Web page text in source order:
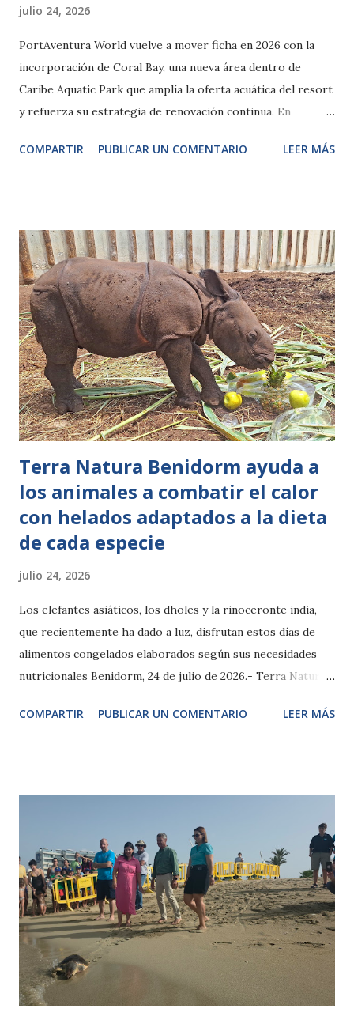
julio 24, 2026
PortAventura World vuelve a mover ficha en 2026 con la
incorporación de Coral Bay, una nueva área dentro de
Caribe Aquatic Park que amplía la oferta acuática del resort
y refuerza su estrategia de renovación continua. En
es relevante para los visitantes y cómo encaja en la
descanso y una ambientación caribeña renovada, en la
página oficial confirma que se trata de un espacio pensado
para: Relajación y descanso en un entorno tropical.
Ambientación coralina con nuevas zonas de agua poco
profunda. Mayor capacidad de baño para aliviar la afluencia
en las piscinas principales. Integración temática con el
resto del Caribe Aquatic Park. Un paso más en la
estrategia de expansión del resort Coral Bay no es solo una
piscina nueva: forma parte de una tendencia clara en Port...
COMPARTIR PUBLICAR UN COMENTARIO LEER MÁS
Terra Natura Benidorm ayuda a
los animales a combatir el calor
con helados adaptados a la dieta
de cada especie
julio 24, 2026
Los elefantes asiáticos, los dholes y la rinoceronte india,
que recientemente ha dado a luz, disfrutan estos días de
alimentos congelados elaborados según sus necesidades
nutricionales Benidorm, 24 de julio de 2026.- Terra Natura
para ayudar a los animales a afrontar las altas temperaturas
mayor calor al tiempo que estimula sus comportamientos
naturales. Los cuidadores del parque preparan diariamente
bloques helados con ingredientes específicos para cada
especie. En el caso de los elefantes asiáticos, contienen
frutas y verduras como sandía, manzana, melón, pepino o
zanahoria, mientras que los dholes o perros salvajes
asiáticos reciben helados elaborados con carne, adaptados
a su alimentación carnívor...
COMPARTIR PUBLICAR UN COMENTARIO LEER MÁS